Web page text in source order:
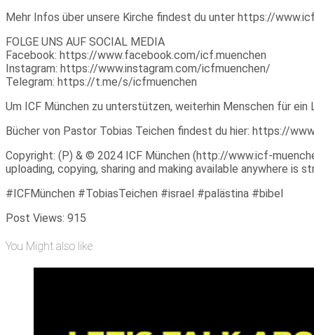
Mehr Infos über unsere Kirche findest du unter https://
FOLGE UNS AUF SOCIAL MEDIA
Facebook: https://www.facebook.com/icf.muenchen
Instagram: https://www.instagram.com/icfmuenchen/
Telegram: https://t.me/s/icfmuenchen
Um ICF München zu unterstützen, weiterhin Menschen für
Bücher von Pastor Tobias Teichen findest du hier: https://
Copyright: (P) & © 2024 ICF München (http://www.icf-
uploading, copying, sharing and making available anywhere is
#ICFMünchen #TobiasTeichen #israel #palästina #bibel
Post Views: 915
You Might also like